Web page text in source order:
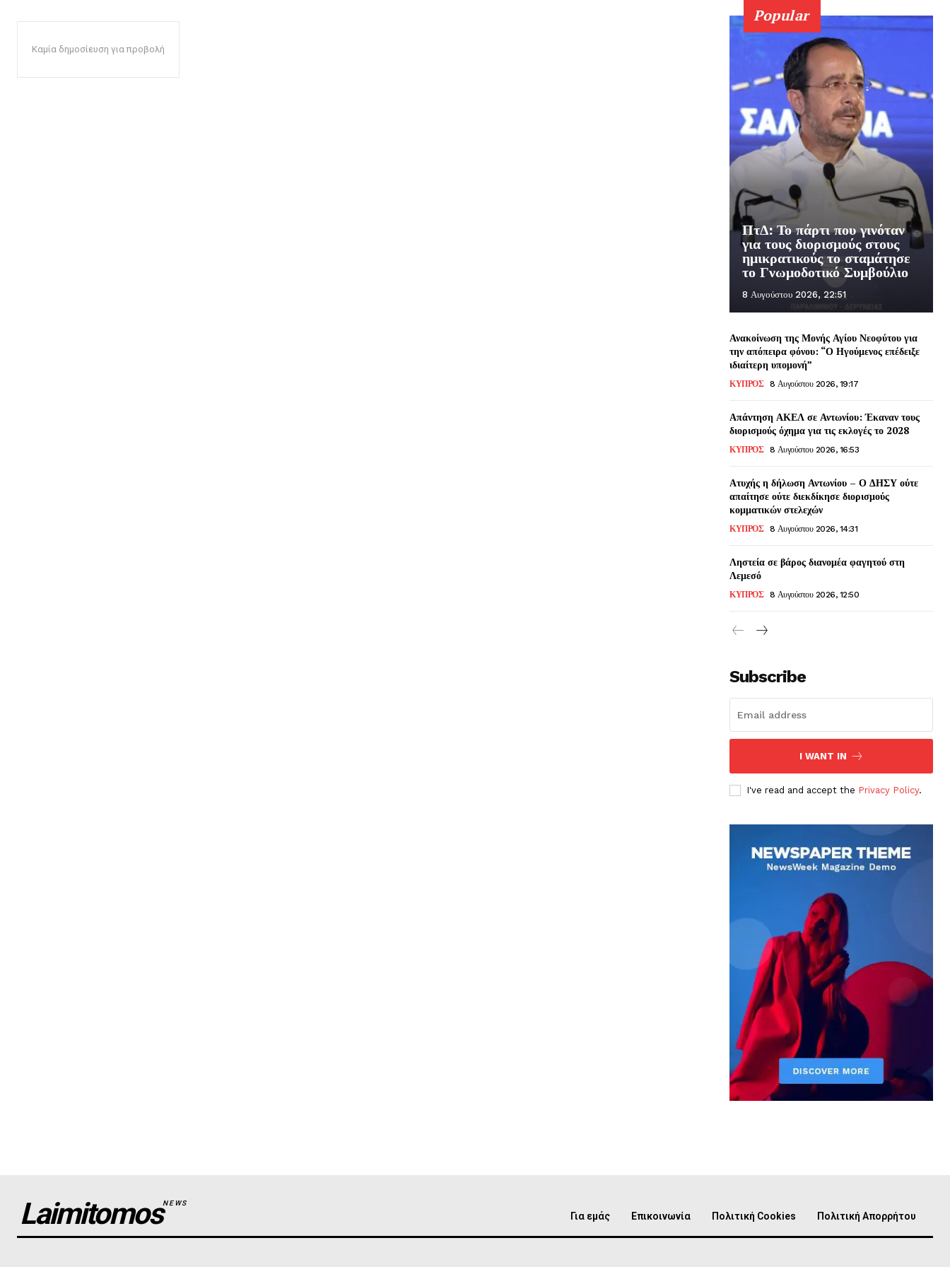
Καμία δημοσίευση για προβολή
Popular
ΠτΔ: Το πάρτι που γινόταν
για τους διορισμούς στους
ημικρατικούς το σταμάτησε
το Γνωμοδοτικό Συμβούλιο
8 Αυγούστου 2026, 22:51
Ανακοίνωση της Μονής Αγίου Νεοφύτου για
την απόπειρα φόνου: “Ο Ηγούμενος επέδειξε
ιδιαίτερη υπομονή”
ΚΥΠΡΟΣ 8 Αυγούστου 2026, 19:17
Απάντηση ΑΚΕΛ σε Αντωνίου: Έκαναν τους
διορισμούς όχημα για τις εκλογές το 2028
ΚΥΠΡΟΣ 8 Αυγούστου 2026, 16:53
Ατυχής η δήλωση Αντωνίου – Ο ΔΗΣΥ ούτε
απαίτησε ούτε διεκδίκησε διορισμούς
κομματικών στελεχών
ΚΥΠΡΟΣ 8 Αυγούστου 2026, 14:31
Ληστεία σε βάρος διανομέα φαγητού στη
Λεμεσό
ΚΥΠΡΟΣ 8 Αυγούστου 2026, 12:50
Subscribe
I WANT IN
I've read and accept the Privacy Policy.
LaimitomosNEWS
Για εμάς Επικοινωνία Πολιτική Cookies Πολιτική Απορρήτου